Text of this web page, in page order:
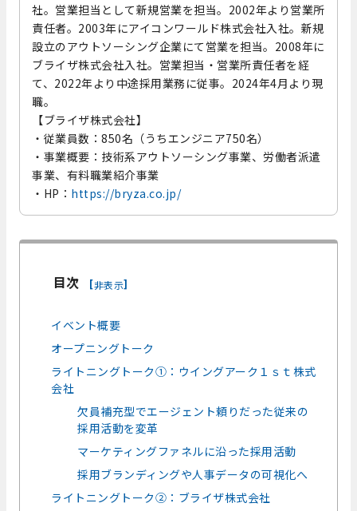
社。営業担当として新規営業を担当。2002年より営業所
責任者。2003年にアイコンワールド株式会社入社。新規
設立のアウトソーシング企業にて営業を担当。2008年に
ブライザ株式会社入社。営業担当・営業所責任者を経
て、2022年より中途採用業務に従事。2024年4月より現
職。
【ブライザ株式会社】
・従業員数：850名（うちエンジニア750名）
・事業概要：技術系アウトソーシング事業、労働者派遣
事業、有料職業紹介事業
・HP： https://bryza.co.jp/
目次 [非表示]
イベント概要
オープニングトーク
ライトニングトーク①：ウイングアーク１ｓｔ株式
会社
欠員補充型でエージェント頼りだった従来の
採用活動を変革
マーケティングファネルに沿った採用活動
採用ブランディングや人事データの可視化へ
ライトニングトーク②：ブライザ株式会社